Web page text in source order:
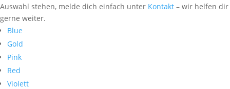
Auswahl stehen, melde dich einfach unter Kontakt – wir helfen dir
gerne weiter.
Blue
Gold
Pink
Red
Violett